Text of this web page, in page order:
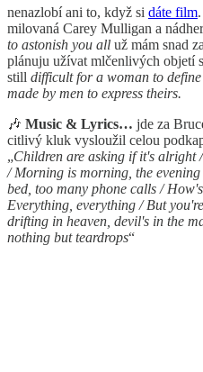
nenazlobí ani to, když si dáte film
milovaná Carey Mulligan a
to astonish you all už mám snad
plánuju užívat mlčenlivých objetí
still difficult for a woman to
made by men to express theirs.
🎶 Music & Lyrics… jde za
citlivý kluk vysloužil celou
„Children are asking if it's alright
/ Morning is morning, the
bed, too many phone calls /
Everything, everything / But
drifting in heaven, devil's in the
nothing but teardrops“